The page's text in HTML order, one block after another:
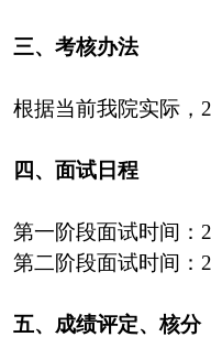
三、考核办法
根据当前我院实际，
四、面试日程
第一阶段面试时间：
第二阶段面试时间：
五、成绩评定、核分